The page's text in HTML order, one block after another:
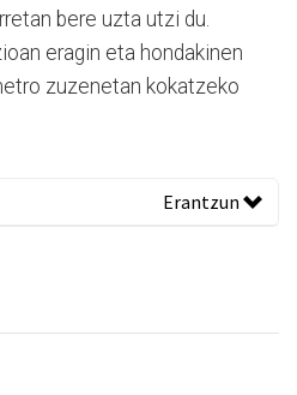
bere uzta utzi du.
eragin eta hondakinen
zuzenetan kokatzeko
Erantzun